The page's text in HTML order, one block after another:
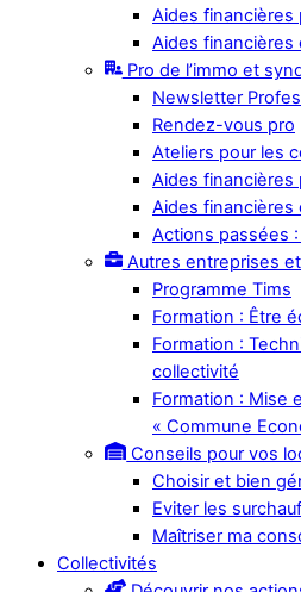
Aides financières
Aides financières
Pro de l’immo et
Newsletter
Rendez-vous pro
Ateliers pour les
Aides financières
Aides financières
Actions passées
Autres entreprises
Programme Tims
Formation : Être
Formation :
collectivité
Formation : Mise
« Commune
Conseils pour vos
Choisir et bien
Eviter les
Maîtriser ma
Collectivités